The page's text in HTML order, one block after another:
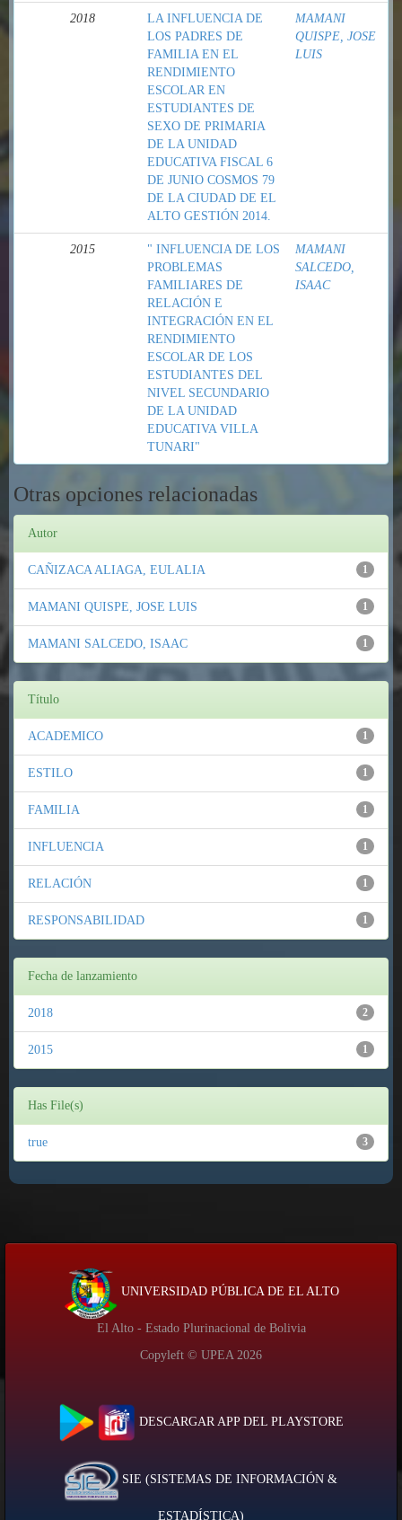
2018
LA INFLUENCIA DE
LOS PADRES DE
FAMILIA EN EL
RENDIMIENTO
ESCOLAR EN
ESTUDIANTES DE
SEXO DE PRIMARIA
DE LA UNIDAD
EDUCATIVA FISCAL 6
DE JUNIO COSMOS 79
DE LA CIUDAD DE EL
ALTO GESTIÓN 2014.
MAMANI
QUISPE, JOSE
LUIS
2015
" INFLUENCIA DE LOS
PROBLEMAS
FAMILIARES DE
RELACIÓN E
INTEGRACIÓN EN EL
RENDIMIENTO
ESCOLAR DE LOS
ESTUDIANTES DEL
NIVEL SECUNDARIO
DE LA UNIDAD
EDUCATIVA VILLA
TUNARI"
MAMANI
SALCEDO,
ISAAC
Otras opciones relacionadas
Autor
1
CAÑIZACA ALIAGA, EULALIA
1
MAMANI QUISPE, JOSE LUIS
1
MAMANI SALCEDO, ISAAC
Título
1
ACADEMICO
1
ESTILO
1
FAMILIA
1
INFLUENCIA
1
RELACIÓN
1
RESPONSABILIDAD
Fecha de lanzamiento
2
2018
1
2015
Has File(s)
3
true
UNIVERSIDAD PÚBLICA DE EL ALTO
El Alto - Estado Plurinacional de Bolivia
Copyleft © UPEA 2026
DESCARGAR APP DEL PLAYSTORE
SIE (SISTEMAS DE INFORMACIÓN &
ESTADÍSTICA)